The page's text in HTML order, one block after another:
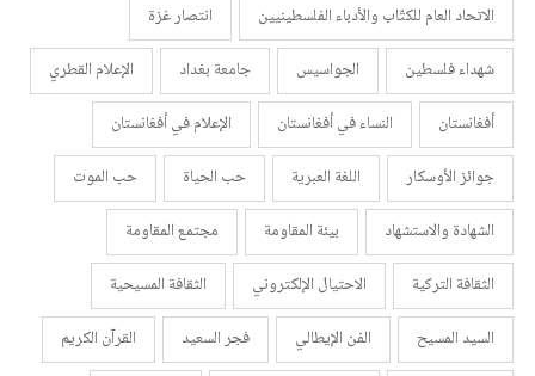
الاتحاد العام للكتّاب والأدباء الفلسطينيين
انتصار غزة
شهداء فلسطين
الجواسيس جامعة بغداد
الإعلام القطري
أفغانستان
النساء في أفغانستان
الإعلام في أفغانستان
جوائز الأوسكار
اللغة العبرية حب الحياة
حب الموت
الشهادة والاستشهاد
بيئة المقاومة
مجتمع المقاومة
الثقافة التركية
الاحتيال الإلكتروني
الثقافة المسيحية
السيد المسيح
الفن الإيطالي فجر السعيد
القرآن الكريم